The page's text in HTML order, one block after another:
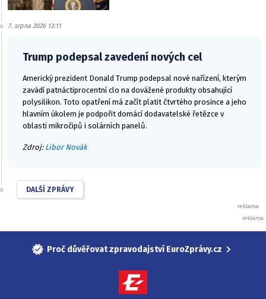
7. srpna 2026 13:11
Trump podepsal zavedení nových cel
Americký prezident Donald Trump podepsal nové nařízení, kterým
zavádí patnáctiprocentní clo na dovážené produkty obsahující
polysilikon. Toto opatření má začít platit čtvrtého prosince a jeho
hlavním úkolem je podpořit domácí dodavatelské řetězce v
oblasti mikročipů i solárních panelů.
Zdroj: Libor Novák
DALŠÍ ZPRÁVY
Proč důvěřovat zpravodajství EuroZprávy.cz